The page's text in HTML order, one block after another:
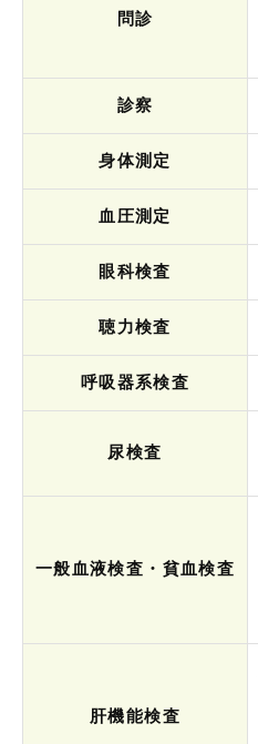
問診
診察
身体測定
血圧測定
眼科検査
聴力検査
呼吸器系検査
尿検査
一般血液検査・貧血検査
肝機能検査